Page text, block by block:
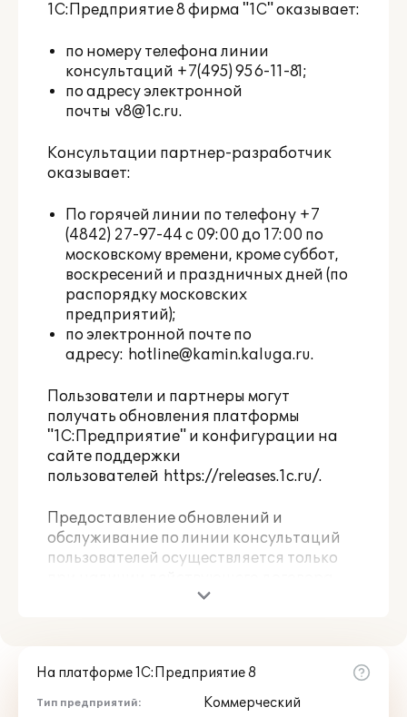
1С:Предприятие 8 фирма "1С" оказывает:
по номеру телефона линии
консультаций +7(495) 956-11-81;
по адресу электронной
почты v8@1c.ru.
Консультации партнер-разработчик
оказывает:
По горячей линии по телефону +7
(4842) 27-97-44 с 09:00 до 17:00 по
московскому времени, кроме суббот,
воскресений и праздничных дней (по
распорядку московских
предприятий);
по электронной почте по
адресу: hotline@kamin.kaluga.ru.
Пользователи и партнеры могут
получать обновления платформы
"1С:Предприятие" и конфигурации на
сайте поддержки
пользователей https://releases.1c.ru/.
Предоставление обновлений и
обслуживание по линии консультаций
пользователей осуществляется только
1С:ИТС (для пользователей базовой
"1С:Предприятие" (кроме базовых
версий) в обычном порядке или по схеме
На платформе 1С:Предприятие 8
Тип предприятий: Коммерческий